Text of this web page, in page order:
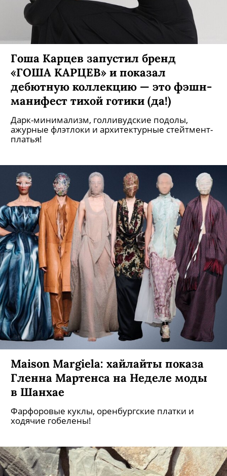
Гоша Карцев запустил бренд
«ГОША КАРЦЕВ» и показал
дебютную коллекцию — это фэшн-
манифест тихой готики (да!)
Дарк-минимализм, голливудские подолы,
ажурные флэтлоки и архитектурные стейтмент-
платья!
Maison Margiela: хайлайты показа
Гленна Мартенса на Неделе моды
в Шанхае
Фарфоровые куклы, оренбургские платки и
ходячие гобелены!